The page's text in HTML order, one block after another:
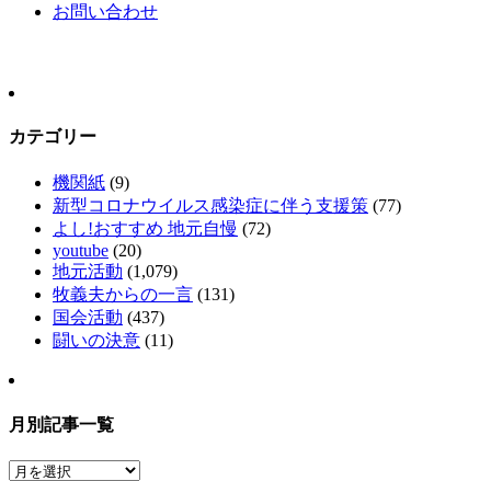
お問い合わせ
カテゴリー
機関紙 (9)
新型コロナウイルス感染症に伴う支援策 (77)
よし!おすすめ 地元自慢 (72)
youtube (20)
地元活動 (1,079)
牧義夫からの一言 (131)
国会活動 (437)
闘いの決意 (11)
月別記事一覧
月